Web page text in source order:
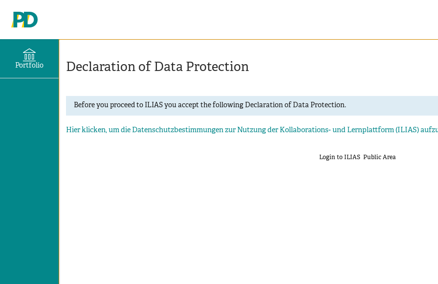
Portfolio Declaration of Data Protection
Before you proceed to ILIAS you accept the following Declaration of Data Protection.
Hier klicken, um die Datenschutzbestimmungen zur Nutzung der Kollaborations- und Lernplattform (ILIAS)
Login to ILIAS Public Area